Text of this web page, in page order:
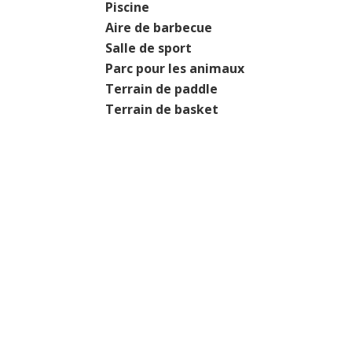
Piscine
Aire de barbecue
Salle de sport
Parc pour les animaux
Terrain de paddle
Terrain de basket